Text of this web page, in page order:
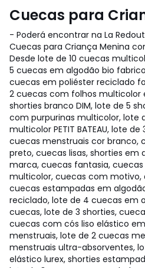
Cuecas para
- Poderá encontrar na La
Cuecas para Criança Menina
Desde lote de 10 cuecas
5 cuecas em algodão bio
cuecas em poliéster reciclado
2 cuecas com folhos multicolor
shorties branco DIM, lote de 5
com purpurinas multicolor, lote
multicolor PETIT BATEAU, lote
cuecas menstruais cor branco,
preto, cuecas lisas, shorties em
marca, cuecas fantasia, cuecas
multicolor, cuecas com motivo,
cuecas estampadas em
reciclado, lote de 4 cuecas em
cuecas, lote de 3 shorties,
cuecas com cós liso elástico
menstruais, lote de 2 cuecas
menstruais ultra-absorventes,
elástico lurex, shorties